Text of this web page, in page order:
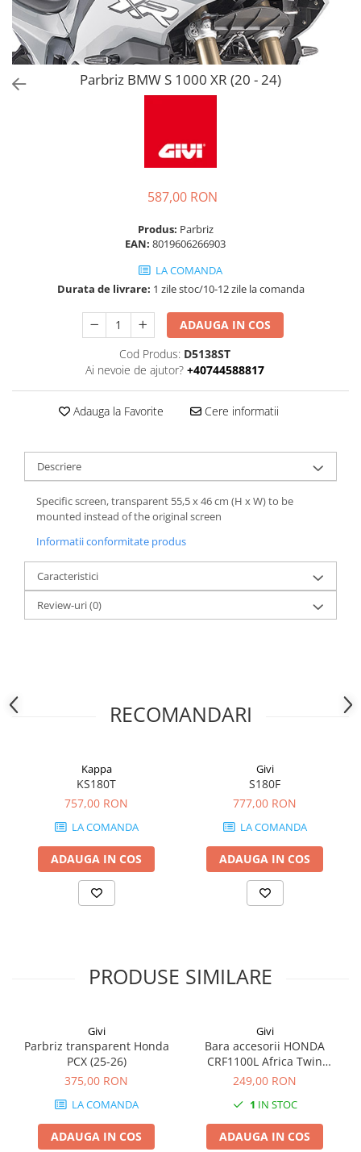
Parbriz BMW S 1000 XR (20 - 24)
587,00 RON
Produs: Parbriz
EAN: 8019606266903
LA COMANDA
Durata de livrare: 1 zile stoc/10-12 zile la comanda
ADAUGA IN COS
Cod Produs: D5138ST
Ai nevoie de ajutor? +40744588817
Adauga la Favorite Cere informatii
Descriere
Specific screen, transparent 55,5 x 46 cm (H x W) to be
mounted instead of the original screen
Informatii conformitate produs
Caracteristici
Review-uri(0)
RECOMANDARI
Kappa
KS180T
757,00 RON
LA COMANDA
ADAUGA IN COS
Givi
S180F
777,00 RON
LA COMANDA
ADAUGA IN COS
PRODUSE SIMILARE
Givi
Parbriz transparent Honda
PCX (25-26)
375,00 RON
LA COMANDA
ADAUGA IN COS
Givi
Bara accesorii HONDA
CRF1100L Africa Twin
Adventure Sports (20 - 23)
Adventure Sports (24)
CRF1100L AFRICA TWIN (24)
CRF1100L Africa Twin (20 -
249,00 RON
1 IN STOC
ADAUGA IN COS